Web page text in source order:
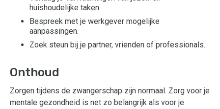
huishoudelijke taken.
Bespreek met je werkgever mogelijke
aanpassingen.
Zoek steun bij je partner, vrienden of professionals.
Onthoud
Zorgen tijdens de zwangerschap zijn normaal. Zorg voor je
mentale gezondheid is net zo belangrijk als voor je